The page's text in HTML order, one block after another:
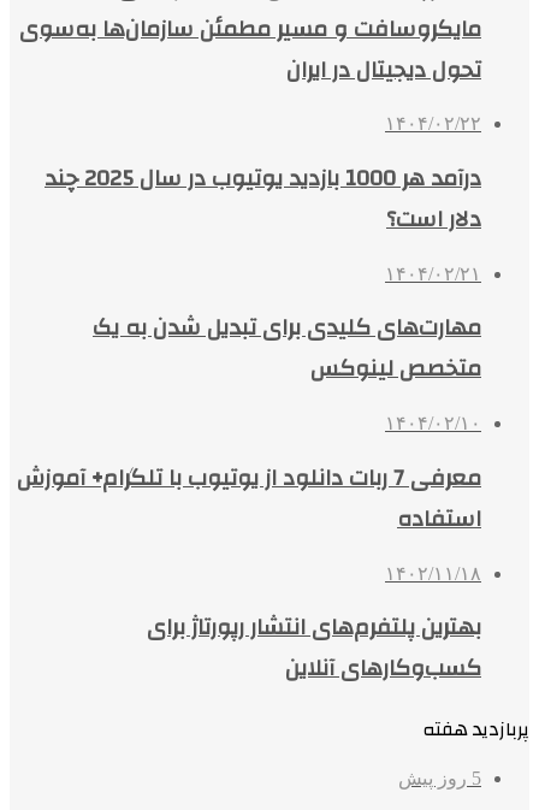
مایکروسافت و مسیر مطمئن سازمان‌ها به‌سوی
تحول دیجیتال در ایران
۱۴۰۴/۰۲/۲۲
درآمد هر 1000 بازدید یوتیوب در سال 2025 چند
دلار است؟
۱۴۰۴/۰۲/۲۱
مهارت‌های کلیدی برای تبدیل شدن به یک
متخصص لینوکس
۱۴۰۴/۰۲/۱۰
معرفی 7 ربات دانلود از یوتیوب با تلگرام+ آموزش
استفاده
۱۴۰۲/۱۱/۱۸
بهترین پلتفرم‌های انتشار رپورتاژ برای
کسب‌وکارهای آنلاین
پربازدید هفته
5 روز پیش